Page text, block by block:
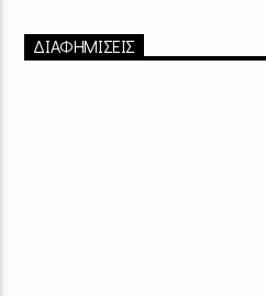
ΔΙΑΦΗΜΙΣΕΙΣ